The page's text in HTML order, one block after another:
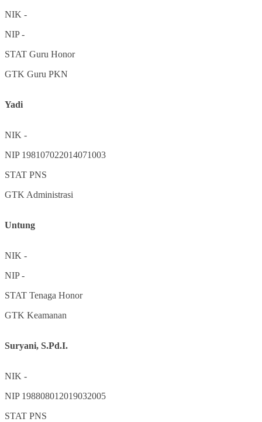
NIK -
NIP-
STAT Guru Honor
GTK Guru PKN
Yadi
NIK -
NIP 198107022014071003
STAT PNS
GTK Administrasi
Untung
NIK -
NIP-
STAT Tenaga Honor
GTK Keamanan
Suryani, S.Pd.I.
NIK -
NIP 198808012019032005
STAT PNS